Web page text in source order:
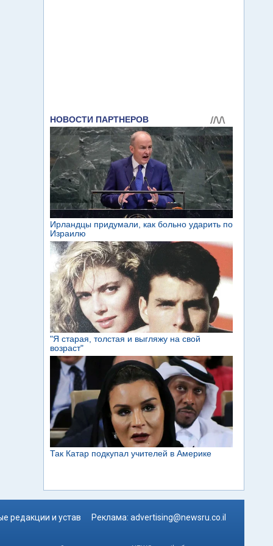
редакции и устав Реклама: advertising@newsru.co.il